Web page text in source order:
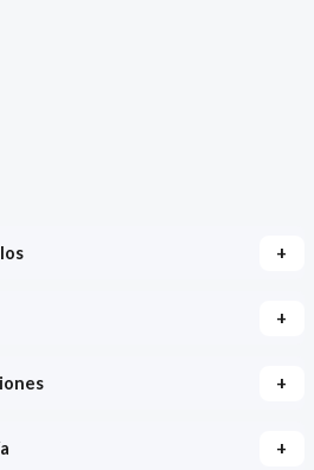
+
+
+
+